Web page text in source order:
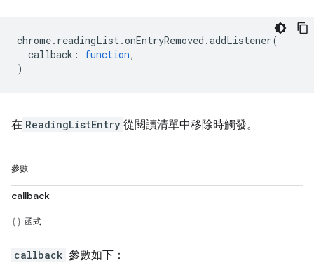
chrome. readingList .onEntryRemoved .addListener(
callback : function,
)
在 ReadingListEntry 從閱讀清單中移除時觸發。
參數
callback
函式
callback 參數如下：